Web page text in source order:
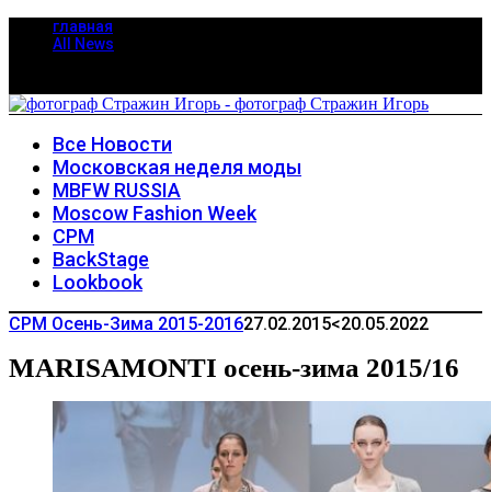
главная
All News
Все Новости
Московская неделя моды
MBFW RUSSIA
Moscow Fashion Week
CPM
BackStage
Lookbook
CPM Осень-Зима 2015-201627.02.2015<20.05.2022
MARISAMONTI осень-зима 2015/16